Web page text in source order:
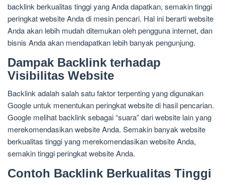
backlink berkualitas tinggi yang Anda dapatkan, semakin tinggi
peringkat website Anda di mesin pencari. Hal ini berarti website
Anda akan lebih mudah ditemukan oleh pengguna internet, dan
bisnis Anda akan mendapatkan lebih banyak pengunjung.
Dampak Backlink terhadap
Visibilitas Website
Backlink adalah salah satu faktor terpenting yang digunakan
Google untuk menentukan peringkat website di hasil pencarian.
Google melihat backlink sebagai “suara” dari website lain yang
merekomendasikan website Anda. Semakin banyak website
berkualitas tinggi yang merekomendasikan website Anda,
semakin tinggi peringkat website Anda.
Contoh Backlink Berkualitas Tinggi